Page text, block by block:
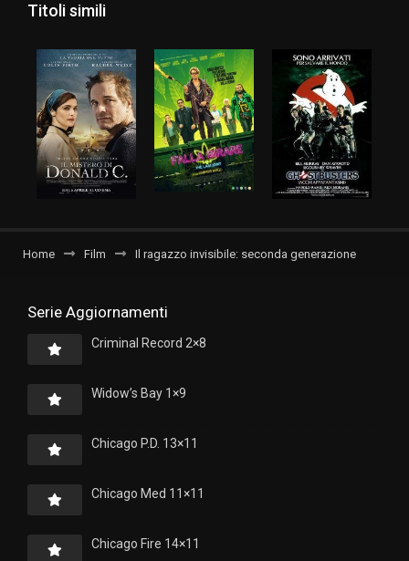
Titoli simili
Home Film Il ragazzo invisibile: seconda generazione
Serie Aggiornamenti
Criminal Record 2×8
Widow’s Bay 1×9
Chicago P.D. 13×11
Chicago Med 11×11
Chicago Fire 14×11